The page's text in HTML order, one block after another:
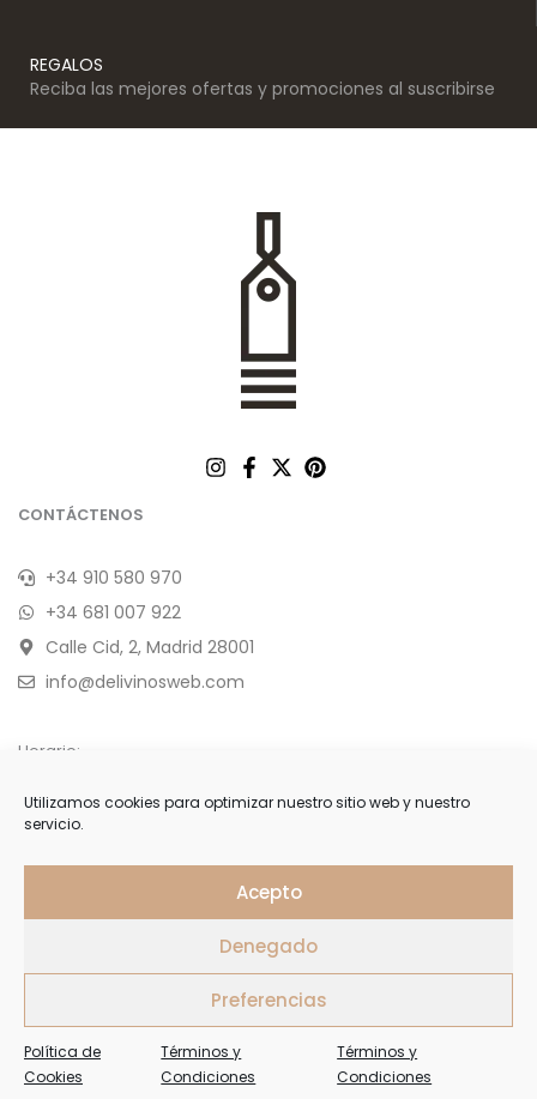
Utilizamos cookies para optimizar nuestro sitio web y nuestro
servicio.
Acepto
Denegado
Preferencias
Política de
Cookies
Términos y
Condiciones
Términos y
Condiciones
REGALOS
Reciba las mejores ofertas y promociones al suscribirse
CONTÁCTENOS
+34 910 580 970
+34 681 007 922
Calle Cid, 2, Madrid 28001
info@delivinosweb.com
Horario:
De Lunes a Sábado 10:00 a 22:00 h.
Domingo y feriados de 11:00 a 18:00 h.
Forme parte de nuestra selecta lista de clientes y reciba